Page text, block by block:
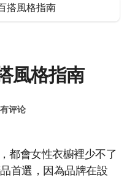
搭風格指南
風格指南
评论
都會女性衣櫥裡少不了
首選，因為品牌在設